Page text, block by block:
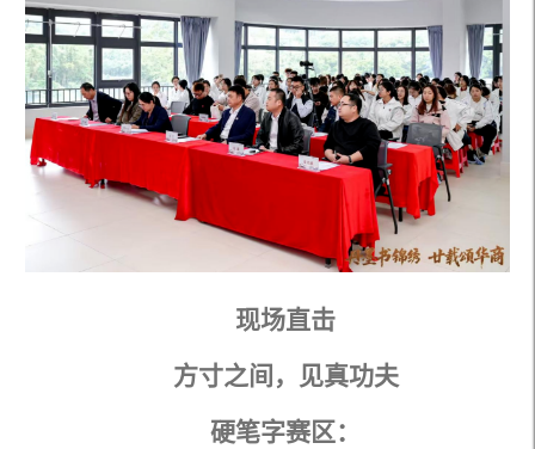
现场直击
方寸之间，见真功夫
硬笔字赛区：